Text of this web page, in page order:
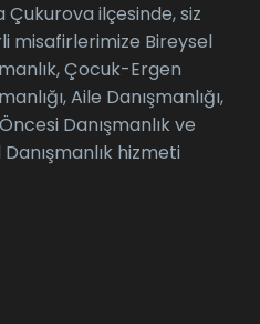
Çukurova ilçesinde, siz
misafirlerimize Bireysel
Çocuk-Ergen
Aile Danışmanlığı,
Danışmanlık ve
hizmeti